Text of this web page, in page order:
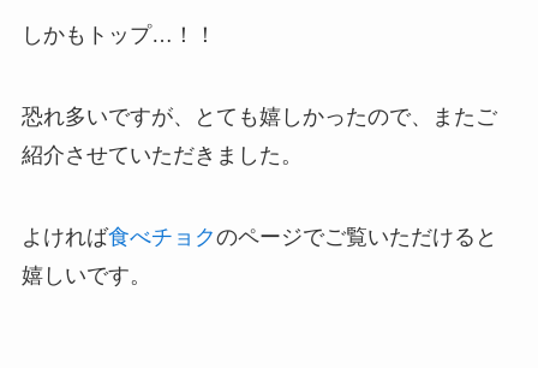
しかもトップ…！！
恐れ多いですが、とても嬉しかったので、またご
紹介させていただきました。
よければ食べチョクのページでご覧いただけると
嬉しいです。